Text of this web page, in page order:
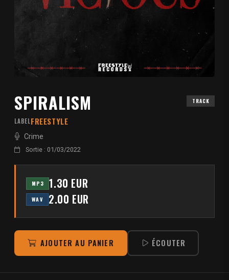
SPIRALISM TRACK
LABELFREESTYLE
Crime
Sortie : 01/03/2022
MP3 1.30 EUR
WAV 2.00 EUR
AJOUTER AU PANIER ÉCOUTER